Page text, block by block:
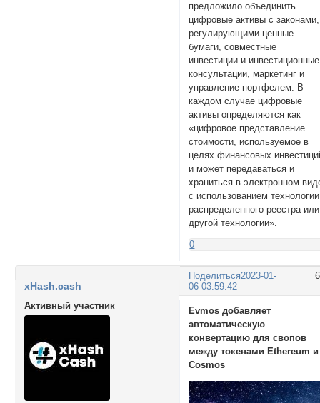
предложило объединить
цифровые активы с законами,
регулирующими ценные
бумаги, совместные
инвестиции и инвестиционные
консультации, маркетинг и
управление портфелем. В
каждом случае цифровые
активы определяются как
«цифровое представление
стоимости, используемое в
целях финансовых
и может передаваться и
храниться в электронном
с использованием технологии
распределенного реестра или
другой технологии».
0
Поделиться2023-01-
06 03:59:42
xHash.cash
Активный участник
Evmos добавляет
автоматическую
конвертацию для свопов
между токенами Ethereum и
Cosmos